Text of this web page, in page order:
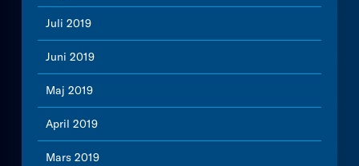
Juli 2019
Juni 2019
Maj 2019
April 2019
Mars 2019